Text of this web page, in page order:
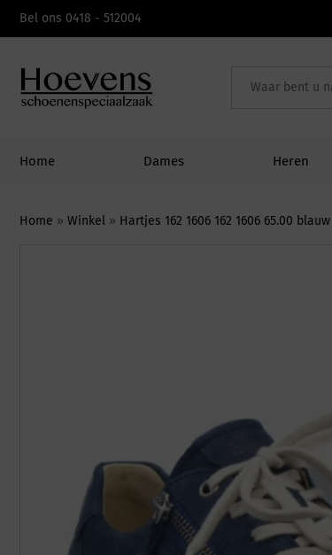
Bel ons 0418 - 512004
Home Dames Heren
Home » Winkel » Hartjes 162 1606 162 1606 65.00 blauw